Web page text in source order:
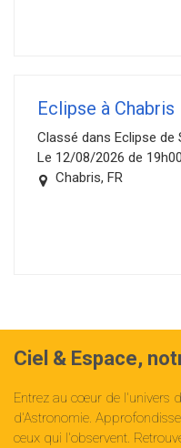
Eclipse à Chabris
Classé dans Eclipse de
Le 12/08/2026 de
Chabris, FR
Ciel & Espace,
Entrez au cœur de l'univers
d'Astronomie.
ceux qui l'observent.